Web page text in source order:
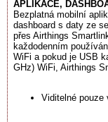
APLIKACE,
Bezplatná mobilní
dashboard s daty ze
přes Airthings
každodenním
WiFi a pokud je USB
GHz) WiFi, Airthings
Viditelné pouze